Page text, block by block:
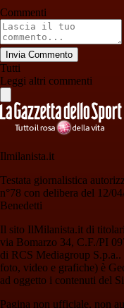
Commenti
Invia Commento
Tutti
Leggi altri commenti
Ilmilanista.it
Testata giornalistica
n°78 con delibera del 12/
Benedetti
Il sito IlMilanista.it di
via Bomarzo 34, C.F./PI
di RCS Mediagroup
foto, video e grafiche) è
ad oggetto i contenuti del
Pagina non ufficiale, non